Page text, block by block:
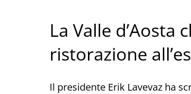
La Valle d’Aosta
ristorazione
Il presidente Erik Lavevaz ha